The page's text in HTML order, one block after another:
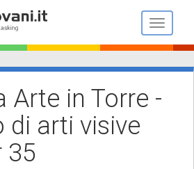
Toggle
Arte in Torre -
di arti visive
35